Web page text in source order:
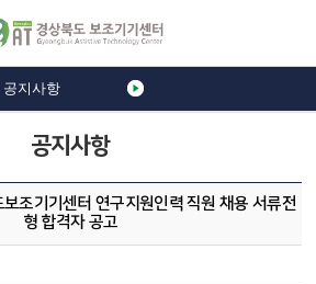
공지사항
공지사항
조기기센터 연구지원인력 직원 채용 서류전
형 합격자 공고